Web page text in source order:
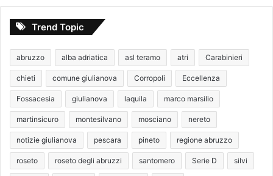
Trend Topic
abruzzo alba adriatica asl teramo atri Carabinieri
chieti comune giulianova Corropoli Eccellenza
Fossacesia giulianova laquila marco marsilio
martinsicuro montesilvano mosciano nereto
notizie giulianova pescara pineto regione abruzzo
roseto roseto degli abruzzi santomero Serie D silvi